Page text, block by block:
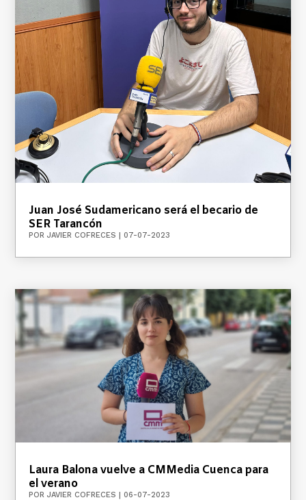
Juan José Sudamericano será el becario de
SER Tarancón
PORJAVIER COFRECES | 07-07-2023
Laura Balona vuelve a CMMedia Cuenca para
el verano
PORJAVIER COFRECES | 06-07-2023